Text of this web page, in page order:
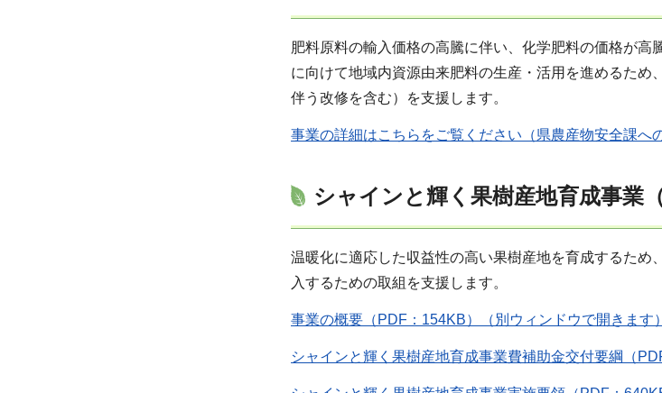
肥料原料の輸入価格の高騰に伴い、化学肥料の価格が
に向けて地域内資源由来肥料の生産・活用を進めるた
伴う改修を含む）を支援します。
事業の詳細はこちらをご覧ください（県農産物安全課へ
シャインと輝く果樹産地育成事業
温暖化に適応した収益性の高い果樹産地を育成するた
入するための取組を支援します。
事業の概要（PDF：154KB）（別ウィンドウで開きます）
シャインと輝く果樹産地育成事業費補助金交付要綱（